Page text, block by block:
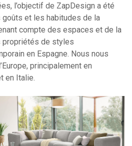
l’objectif de ZapDesign a été
et les habitudes de la
compte des espaces et de la
propriétés de styles
en Espagne. Nous nous
principalement en
en Italie.